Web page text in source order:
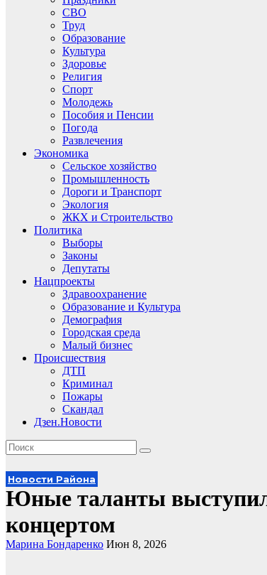
СВО
Труд
Образование
Культура
Здоровье
Религия
Спорт
Молодежь
Пособия и Пенсии
Погода
Развлечения
Экономика
Сельское хозяйство
Промышленность
Дороги и Транспорт
Экология
ЖКХ и Строительство
Политика
Выборы
Законы
Депутаты
Нацпроекты
Здравоохранение
Образование и Культура
Демография
Городская среда
Малый бизнес
Происшествия
ДТП
Криминал
Пожары
Скандал
Дзен.Новости
Новости Района
Юные таланты
концертом
Марина Бондаренко Июн 8, 2026